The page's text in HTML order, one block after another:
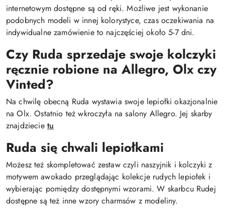
internetowym dostępne są od ręki. Możliwe jest wykonanie
podobnych modeli w innej kolorystyce, czas oczekiwania na
indywidualne zamówienie to najczęściej około 5-7 dni.
Czy Ruda sprzedaje swoje kolczyki
ręcznie robione na Allegro, Olx czy
Vinted?
Na chwilę obecną Ruda wystawia swoje lepiołki okazjonalnie
na Olx. Ostatnio też wkroczyła na salony Allegro. Jej skarby
znajdziecie tu
Ruda się chwali lepiołkami
Możesz też skompletować zestaw czyli naszyjnik i kolczyki z
motywem awokado przeglądając kolekcje rudych lepiołek i
wybierając pomiędzy dostępnymi wzorami. W skarbcu Rudej
dostępne są też inne wzory charmsów z modeliny.